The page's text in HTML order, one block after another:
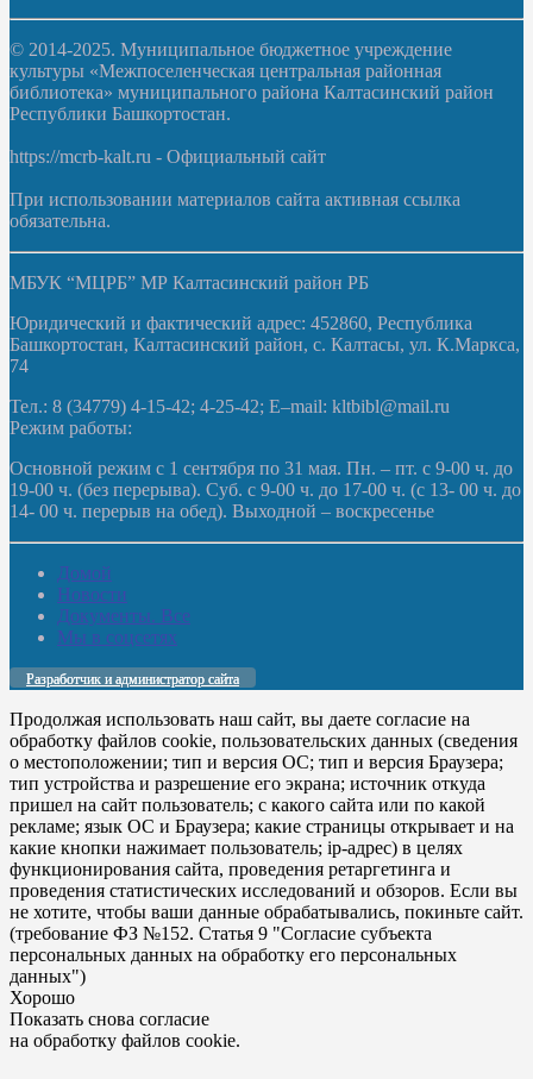
© 2014-2025. Муниципальное бюджетное учреждение
культуры «Межпоселенческая центральная районная
библиотека» муниципального района Калтасинский район
Республики Башкортостан.
https://mcrb-kalt.ru - Официальный сайт
При использовании материалов сайта активная ссылка
обязательна.
МБУК “МЦРБ” МР Калтасинский район РБ
Юридический и фактический адрес: 452860, Республика
Башкортостан, Калтасинский район, с. Калтасы, ул. К.Маркса,
74
Тел.: 8 (34779) 4-15-42; 4-25-42; E–mail: kltbibl@mail.ru
Режим работы:
Основной режим с 1 сентября по 31 мая. Пн. – пт. с 9-00 ч. до
19-00 ч. (без перерыва). Суб. с 9-00 ч. до 17-00 ч. (с 13- 00 ч. до
14- 00 ч. перерыв на обед). Выходной – воскресенье
Домой
Новости
Документы. Все
Мы в соцсетях
Разработчик и администратор сайта
Продолжая использовать наш сайт, вы даете согласие на
обработку файлов cookie, пользовательских данных (сведения
о местоположении; тип и версия ОС; тип и версия Браузера;
тип устройства и разрешение его экрана; источник откуда
пришел на сайт пользователь; с какого сайта или по какой
рекламе; язык ОС и Браузера; какие страницы открывает и на
какие кнопки нажимает пользователь; ip-адрес) в целях
функционирования сайта, проведения ретаргетинга и
проведения статистических исследований и обзоров. Если вы
не хотите, чтобы ваши данные обрабатывались, покиньте сайт.
(требование ФЗ №152. Статья 9 "Согласие субъекта
персональных данных на обработку его персональных
данных")
Хорошо
Показать снова согласие
на обработку файлов cookie.